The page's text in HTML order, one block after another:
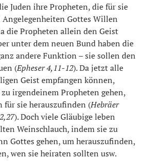
Juden ihre Propheten, die für sie
Gottes Willen
die Propheten allein den Geist
unter dem neuen Bund haben die
andere Funktion – sie sollen den
(Epheser 4,11-12). Da jetzt alle
Geist empfangen können,
irgendeinem Propheten gehen,
für sie herauszufinden (Hebräer
). Doch viele Gläubige leben
Weinschlauch, indem sie zu
Gottes gehen, um herauszufinden,
wen sie heiraten sollten usw.